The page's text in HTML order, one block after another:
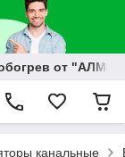
от
канальные